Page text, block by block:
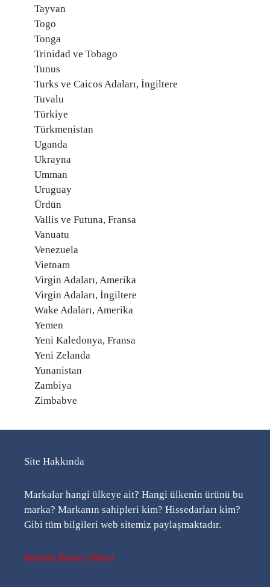
Tayvan
Togo
Tonga
Trinidad ve Tobago
Tunus
Turks ve Caicos Adaları, İngiltere
Tuvalu
Türkiye
Türkmenistan
Uganda
Ukrayna
Umman
Uruguay
Ürdün
Vallis ve Futuna, Fransa
Vanuatu
Venezuela
Vietnam
Virgin Adaları, Amerika
Virgin Adaları, İngiltere
Wake Adaları, Amerika
Yemen
Yeni Kaledonya, Fransa
Yeni Zelanda
Yunanistan
Zambiya
Zimbabve
Site Hakkında
Markalar hangi ülkeye ait? Hangi ülkenin ürünü bu
marka? Markanın sahipleri kim? Hissedarları kim?
Gibi tüm bilgileri web sitemiz paylaşmaktadır.
Roblox Robux Hilesi